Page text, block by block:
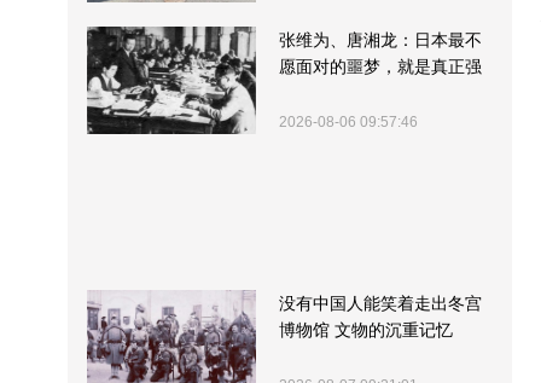
张维为、唐湘龙：日本最不
愿面对的噩梦，就是真正强
2026-08-06 09:57:46
没有中国人能笑着走出冬宫
博物馆 文物的沉重记忆